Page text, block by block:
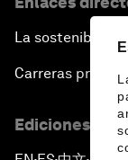
La sostenibilidad
Carreras
Ediciones en